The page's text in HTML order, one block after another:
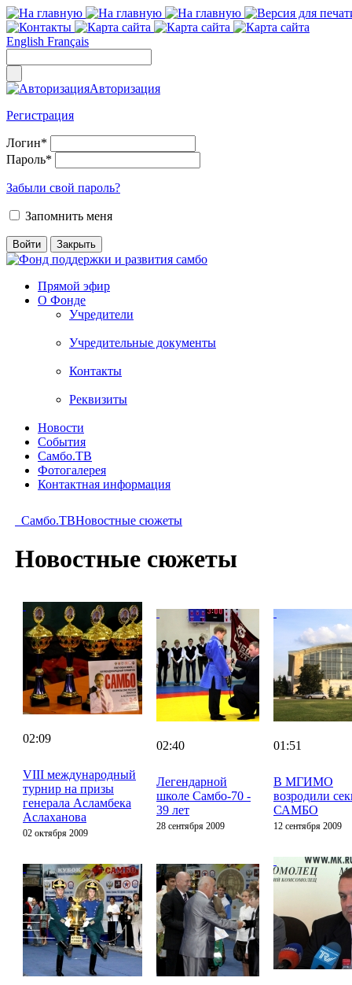
English Français
Авторизация
Регистрация
Логин*
Пароль*
Забыли свой пароль?
Запомнить меня
Прямой эфир
О Фонде
Учредители
Учредительные документы
Контакты
Реквизиты
Новости
События
Самбо.ТВ
Фотогалерея
Контактная информация
Самбо.ТВНовостные сюжеты
Новостные сюжеты
02:09
VIII международный
турнир на призы
генерала Асламбека
Аслаханова
02 октября 2009
02:40
Легендарной
школе Самбо-70 -
39 лет
28 сентября 2009
01:51
В МГИМО
возродили
САМБО
12 сентября 2009